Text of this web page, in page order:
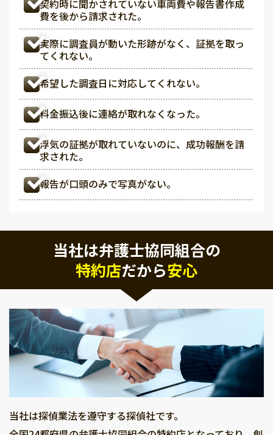
契約時に聞かされていない車両費や報告書作成
費を後から請求された。
実際に調査員が動いた形跡がなく、証拠を取っ
てくれない。
希望した調査日に対応してくれない。
料金振込後に連絡が取れなくなった。
浮気の証拠が取れていないのに、成功報酬を請
求された。
報告が口頭のみで写真がない。
当社は弁護士協同組合の
特約店だから安心
当社は探偵業法を遵守する探偵社です。